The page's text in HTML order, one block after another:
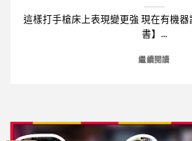
男
亞
洲
尿
術
差
結
紮
這樣打手槍床上表現變更強 現在有機
書】...
繼續閱讀